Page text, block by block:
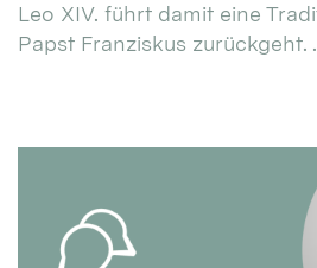
Leo XIV. führt damit eine
Papst Franziskus zurückgeht.